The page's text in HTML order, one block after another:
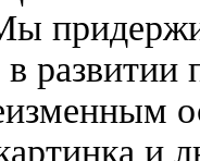
развитии
и